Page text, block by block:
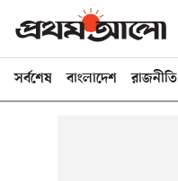
সর্বশেষ বাংলাদেশ রাজনীতি